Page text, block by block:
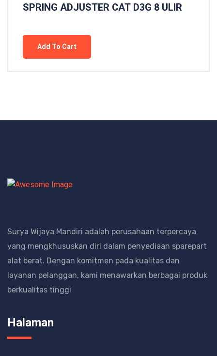
SPRING ADJUSTER CAT D3G 8 ULIR
Add To Cart
Surya Wijaya Mandiri adalah perusahaan terpercaya
yang mengkhususkan diri dalam penyediaan sparepart
alat berat. Dengan komitmen pada kualitas dan
layanan pelanggan, kami menawarkan berbagai produk
berkualitas tinggi
Halaman